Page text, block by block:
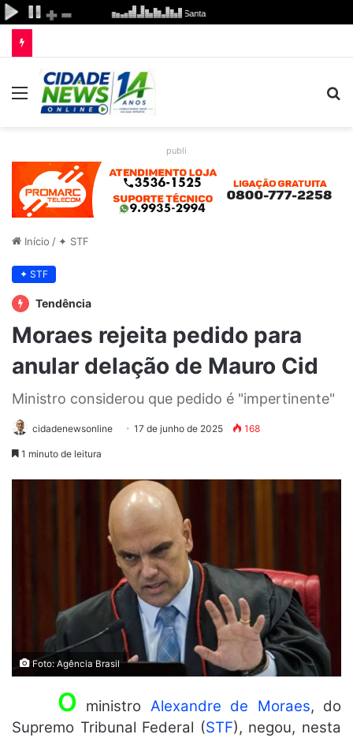
Menu
publi
Início / ✦ STF
✦ STF
Tendência
Moraes rejeita pedido para
anular delação de Mauro Cid
Ministro considerou que pedido é "impertinente"
cidadenewsonline 17 de junho de 2025 168
1 minuto de leitura
Foto: Agência Brasil
O ministro Alexandre de Moraes, do
Supremo Tribunal Federal (STF), negou, nesta